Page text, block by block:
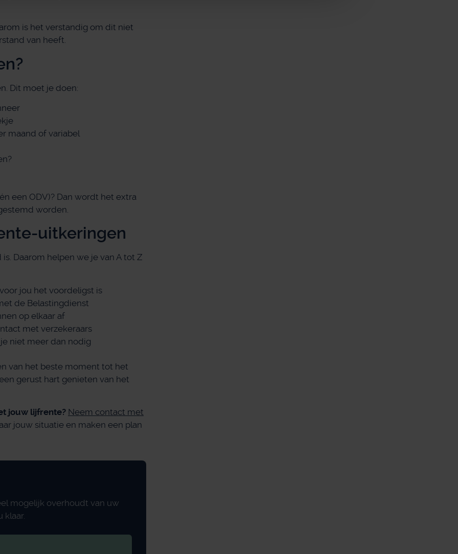
is het verstandig om dit niet
van heeft.
Dit moet je doen:
maand of variabel
een ODV)? Dan wordt het extra
worden.
uitkeringen
Daarom helpen we je van A tot Z
jou het voordeligst is
de Belastingdienst
op elkaar af
met verzekeraars
niet meer dan nodig
van het beste moment tot het
gerust hart genieten van het
jouw lijfrente? Neem contact met
jouw situatie en maken een plan
mogelijk overhoudt van uw
klaar.